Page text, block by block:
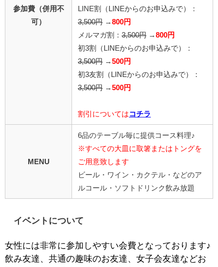
参加費（併用不
可）
LINE割
（LINEからのお申込みで）
：
3,500円 → 800円
メルマガ割： 3,500円 → 800円
初3割（LINEからのお申込みで）：
3,500円 → 500円
初3友割（LINEからのお申込みで）：
3,500円 → 500円
割引については コチラ
MENU
6品のテーブル毎に提供コース料理♪
※すべての大皿に取箸またはトングを
ご用意致します
ビール・ワイン・カクテル・などのア
ルコール・ソフトドリンク飲み放題
イベントについて
女性には非常に参加しやすい会費となっております♪
飲み友達、共通の趣味のお友達、女子会友達などお